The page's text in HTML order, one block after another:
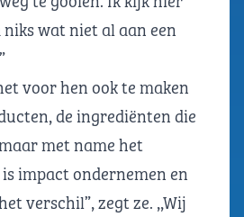
wat niet al aan een
voor hen ook te maken
de ingrediënten die
met name het
impact ondernemen en
verschil”, zegt ze. ,,Wij